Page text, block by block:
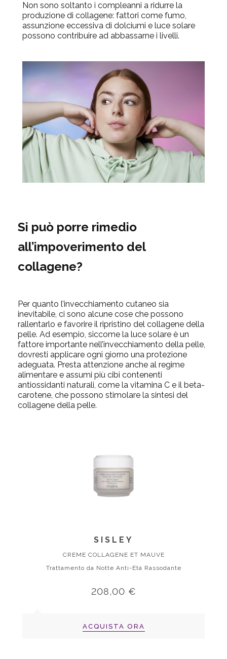
Non sono soltanto i compleanni a ridurre la
produzione di collagene: fattori come fumo,
assunzione eccessiva di dolciumi e luce solare
possono contribuire ad abbassarne i livelli.
Si può porre rimedio
all’impoverimento del
collagene?
Per quanto l’invecchiamento cutaneo sia
inevitabile, ci sono alcune cose che possono
rallentarlo e favorire il ripristino del collagene della
pelle. Ad esempio, siccome la luce solare è un
fattore importante nell’invecchiamento della pelle,
dovresti applicare ogni giorno una protezione
adeguata. Presta attenzione anche al regime
alimentare e assumi più cibi contenenti
antiossidanti naturali, come la vitamina C e il beta-
carotene, che possono stimolare la sintesi del
collagene della pelle.
SISLEY
CREME COLLAGENE ET MAUVE
Trattamento da Notte Anti-Età Rassodante
208,00 €
ACQUISTA ORA